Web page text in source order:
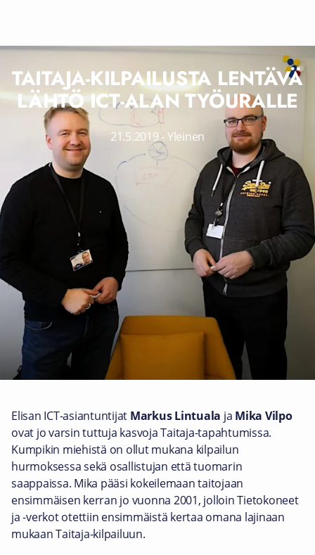
TAITAJA-KILPAILUSTA LENTÄVÄ
LÄHTÖ ICT-ALAN TYÖURALLE
21.5.2019-Yleinen
Elisan ICT-asiantuntijat Markus Lintuala ja Mika Vilpo
ovat jo varsin tuttuja kasvoja Taitaja-tapahtumissa.
Kumpikin miehistä on ollut mukana kilpailun
hurmoksessa sekä osallistujan että tuomarin
saappaissa. Mika pääsi kokeilemaan taitojaan
ensimmäisen kerran jo vuonna 2001, jolloin Tietokoneet
ja -verkot otettiin ensimmäistä kertaa omana lajinaan
mukaan Taitaja-kilpailuun.